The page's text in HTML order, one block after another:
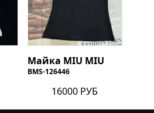
Майка MIU MIU
BMS-126446
16000 РУБ